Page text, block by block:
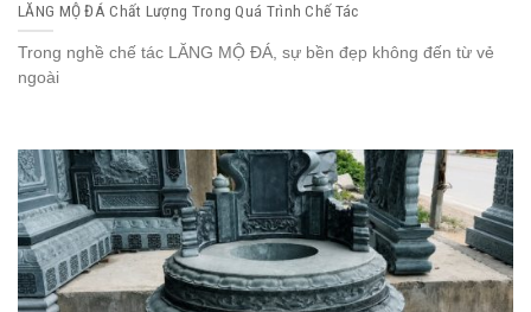
LĂNG MỘ ĐÁ Chất Lượng Trong Quá Trình Chế Tác
Trong nghề chế tác LĂNG MỘ ĐÁ, sự bền đẹp không đến từ vẻ
ngoài